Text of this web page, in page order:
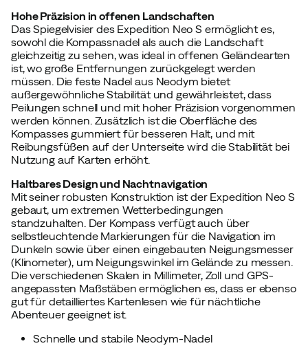
Hohe Präzision in offenen Landschaften
Das Spiegelvisier des Expedition Neo S ermöglicht es,
sowohl die Kompassnadel als auch die Landschaft
gleichzeitig zu sehen, was ideal in offenen Geländearten
ist, wo große Entfernungen zurückgelegt werden
müssen. Die feste Nadel aus Neodym bietet
außergewöhnliche Stabilität und gewährleistet, dass
Peilungen schnell und mit hoher Präzision vorgenommen
werden können. Zusätzlich ist die Oberfläche des
Kompasses gummiert für besseren Halt, und mit
Reibungsfüßen auf der Unterseite wird die Stabilität bei
Nutzung auf Karten erhöht.
Haltbares Design und Nachtnavigation
Mit seiner robusten Konstruktion ist der Expedition Neo S
gebaut, um extremen Wetterbedingungen
standzuhalten. Der Kompass verfügt auch über
selbstleuchtende Markierungen für die Navigation im
Dunkeln sowie über einen eingebauten Neigungsmesser
(Klinometer), um Neigungswinkel im Gelände zu messen.
Die verschiedenen Skalen in Millimeter, Zoll und GPS-
angepassten Maßstäben ermöglichen es, dass er ebenso
gut für detailliertes Kartenlesen wie für nächtliche
Abenteuer geeignet ist.
Schnelle und stabile Neodym-Nadel